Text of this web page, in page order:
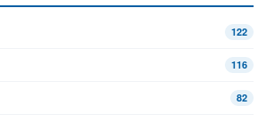
122
116
82